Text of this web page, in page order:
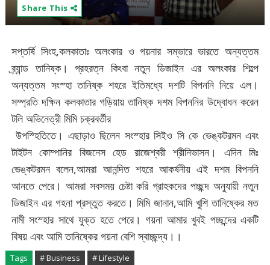
Share This
সপ্তর্ষি সিংহ,কলকাতাঃ অলংকার ও গয়নার সম্ভারে ভারতে অন্যত্তম
ব্র্যান্ড তানিষ্ক। গ্রহরত্ন কিংবা নতুন ডিজাইন এর অলংকার শিল্পে
অন্যত্তম সংস্হা তানিষ্ক শহরে ইতিমধ্যে দশটি বিপননি নিয়ে এল।
সম্প্রতি দক্ষিন কলকাতার গড়িয়ায় তানিষ্ক দশম বিপননির উদ্বোধন করেন
টলি অভিনেত্রী মিমি চক্রবর্তীর
উপস্হিতিতে। এছাড়াও ছিলেন সংস্হার সিইও সি কে ভেঙ্কটরমন এবং
টাইটন কোম্পানির বিজনেস হেড রাজেশ্বরী শ্রীনিভাসন। এদিন মিঃ
ভেঙ্কটরমন বলেন,আমরা আনন্দিত শহরে আকর্ষনীয় এই দশম বিপননি
আনতে পেরে। আমরা সবসময় চেষ্টা করি গ্রাহকদের পচ্ছন্দ অনুযায়ী নতুন
ডিজাইন এর গহনা প্রস্তুত করতে। মিমি জানান,আমি খুশি তানিষ্কের মত
নামী সংস্হার সাথে যুক্ত হতে পেরে। গয়না আমার খুবই পচ্ছন্দের একটি
বিষয় এবং আমি তানিষ্কের গয়না বেশি স্বাচ্ছন্দ্য।।
Tags # Business # Lifestyle